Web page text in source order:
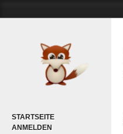
STARTSEITE
ANMELDEN